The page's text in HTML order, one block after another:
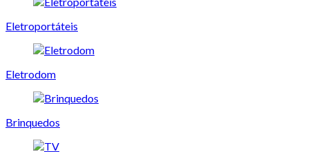
Eletroportáteis
Eletrodom
Brinquedos